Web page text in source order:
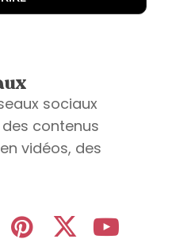
sociaux
contenus
vidéos, des